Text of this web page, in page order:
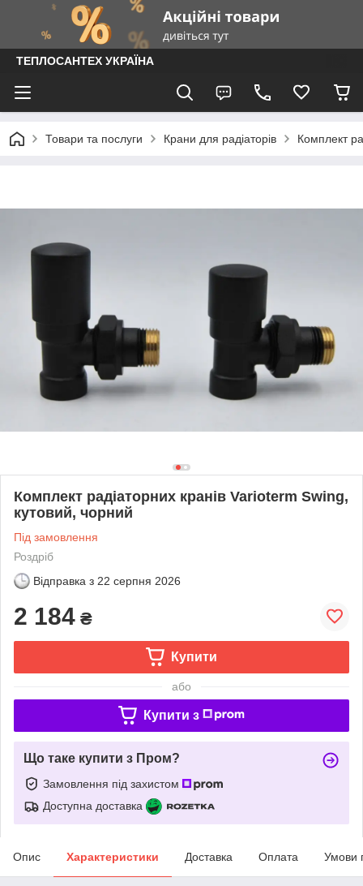
ТЕПЛОСАНТЕХ УКРАЇНА
Товари та послуги Крани для радіаторів Комплект
Комплект радіаторних кранів Varioterm Swing,
кутовий, чорний
Під замовлення
Роздріб
Відправка з 22 серпня 2026
2 184 ₴
Купити
або
Купити з
Що таке купити з Пром?
Замовлення під захистом
Доступна доставка
Опис Характеристики Доставка Оплата Умови